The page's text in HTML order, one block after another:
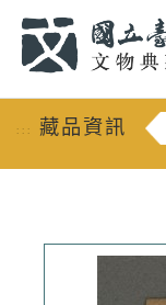
::: 藏品資訊